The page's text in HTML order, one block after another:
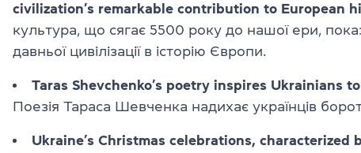
civilization’s remarkable contribution to European
культура, що сягає 5500 року до нашої ери,
давньої цивілізації в історію Європи.
Taras Shevchenko’s poetry inspires Ukrainians
Поезія Тараса Шевченка надихає українців
Ukraine’s Christmas celebrations, characterized